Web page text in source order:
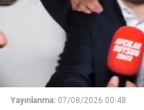
Yayınlanma: 07/08/2026 00:48